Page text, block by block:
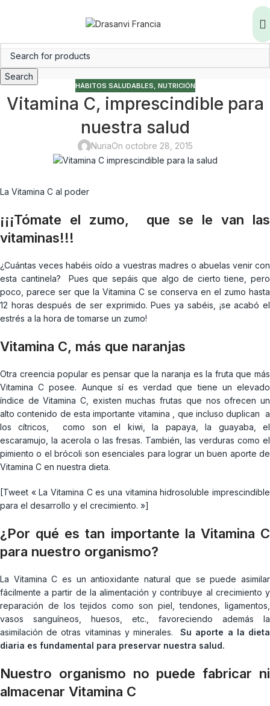
Search
HÁBITOS SALUDABLES, NUTRICIÓN
Vitamina C, imprescindible para
nuestra salud
NuriaOn octobre 28, 2015
La Vitamina C al poder
¡¡¡Tómate el zumo, que se le van las
vitaminas!!!
¿Cuántas veces habéis oído a vuestras madres o abuelas venir con
esta cantinela? Pues que sepáis que algo de cierto tiene, pero
poco, parece ser que la Vitamina C se conserva en el zumo hasta
12 horas después de ser exprimido. Pues ya sabéis, ¡se acabó el
estrés a la hora de tomarse un zumo!
Vitamina C, más que naranjas
Otra creencia popular es pensar que la naranja es la fruta que más
Vitamina C posee. Aunque sí es verdad que tiene un elevado
índice de Vitamina C, existen muchas frutas que nos ofrecen un
alto contenido de esta importante vitamina , que incluso duplican a
los cítricos, como son el kiwi, la papaya, la guayaba, el
escaramujo, la acerola o las fresas. También, las verduras como el
pimiento o el brócoli son esenciales para lograr un buen aporte de
Vitamina C en nuestra dieta.
[Tweet « La Vitamina C es una vitamina hidrosoluble imprescindible
para el desarrollo y el crecimiento. »]
¿Por qué es tan importante la Vitamina C
para nuestro organismo?
La Vitamina C es un antioxidante natural que se puede asimilar
fácilmente a partir de la alimentación y contribuye al crecimiento y
reparación de los tejidos como son piel, tendones, ligamentos,
vasos sanguíneos, huesos, etc., favoreciendo además la
asimilación de otras vitaminas y minerales.Su aporte a la dieta
diaria es fundamental para preservar nuestra salud.
Nuestro organismo no puede fabricar ni
almacenar Vitamina C